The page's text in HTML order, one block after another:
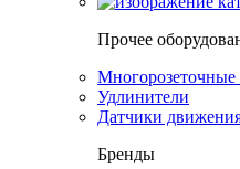
Прочее
Многорозеточные
Удлинители
Датчики
Бренды